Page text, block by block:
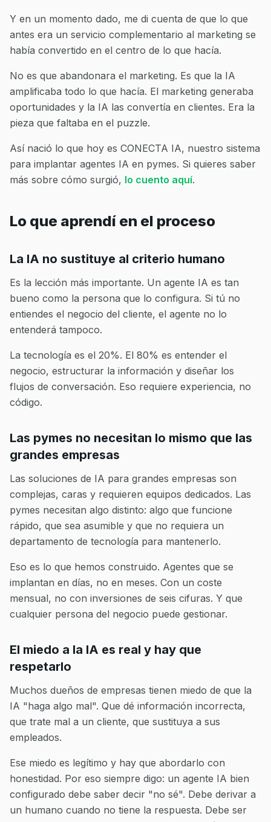
Y en un momento dado, me di cuenta de que lo que
antes era un servicio complementario al marketing se
había convertido en el centro de lo que hacía.
No es que abandonara el marketing. Es que la IA
amplificaba todo lo que hacía. El marketing generaba
oportunidades y la IA las convertía en clientes. Era la
pieza que faltaba en el puzzle.
Así nació lo que hoy es CONECTA IA, nuestro sistema
para implantar agentes IA en pymes. Si quieres saber
más sobre cómo surgió, lo cuento aquí.
Lo que aprendí en el proceso
La IA no sustituye al criterio humano
Es la lección más importante. Un agente IA es tan
bueno como la persona que lo configura. Si tú no
entiendes el negocio del cliente, el agente no lo
entenderá tampoco.
La tecnología es el 20%. El 80% es entender el
negocio, estructurar la información y diseñar los
flujos de conversación. Eso requiere experiencia, no
código.
Las pymes no necesitan lo mismo que las
grandes empresas
Las soluciones de IA para grandes empresas son
complejas, caras y requieren equipos dedicados. Las
pymes necesitan algo distinto: algo que funcione
rápido, que sea asumible y que no requiera un
departamento de tecnología para mantenerlo.
Eso es lo que hemos construido. Agentes que se
implantan en días, no en meses. Con un coste
mensual, no con inversiones de seis cifuras. Y que
cualquier persona del negocio puede gestionar.
El miedo a la IA es real y hay que
respetarlo
Muchos dueños de empresas tienen miedo de que la
IA "haga algo mal". Que dé información incorrecta,
que trate mal a un cliente, que sustituya a sus
empleados.
Ese miedo es legítimo y hay que abordarlo con
honestidad. Por eso siempre digo: un agente IA bien
configurado debe saber decir "no sé". Debe derivar a
un humano cuando no tiene la respuesta. Debe ser